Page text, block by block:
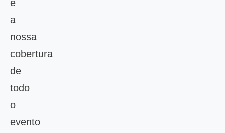
e
a
nossa
cobertura
de
todo
o
evento